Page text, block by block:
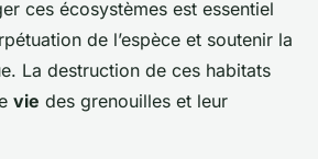
ces écosystèmes est essentiel
de l’espèce et soutenir la
La destruction de ces habitats
vie des grenouilles et leur